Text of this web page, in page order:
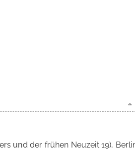
und der frühen Neuzeit 19),